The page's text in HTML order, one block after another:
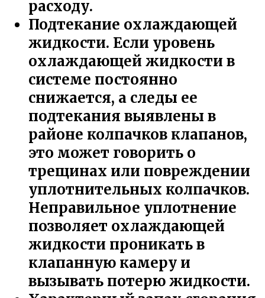
расходу.
Подтекание охлаждающей
жидкости. Если уровень
охлаждающей жидкости в
системе постоянно
снижается, а следы ее
подтекания выявлены в
районе колпачков клапанов,
это может говорить о
трещинах или повреждении
уплотнительных колпачков.
Неправильное уплотнение
позволяет охлаждающей
жидкости проникать в
клапанную камеру и
вызывать потерю жидкости.